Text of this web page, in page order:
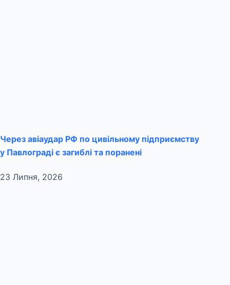
Через авіаудар РФ по цивільному підприємству
у Павлограді є загиблі та поранені
23 Липня, 2026